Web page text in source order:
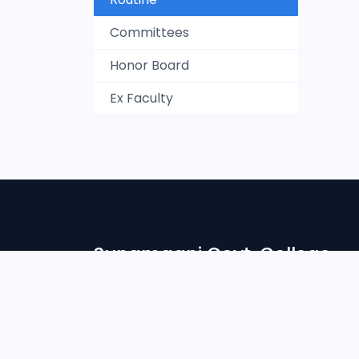
Committees
Honor Board
Ex Faculty
Sunamganj Govt. College